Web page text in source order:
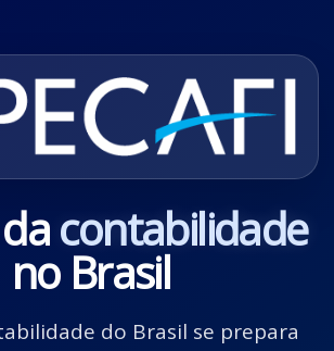
contabilidade
no Brasil
do Brasil se prepara